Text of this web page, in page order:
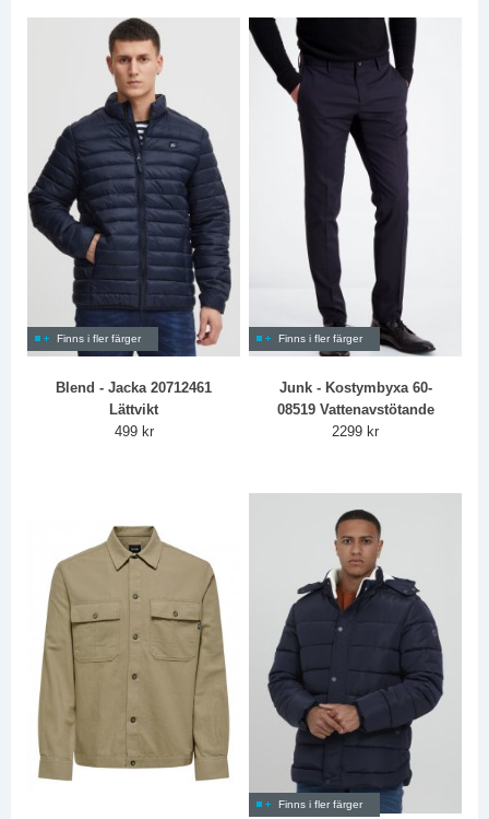
Finns i fler färger
Blend - Jacka 20712461
Lättvikt
499 kr
Finns i fler färger
Junk - Kostymbyxa 60-
08519 Vattenavstötande
2299 kr
Finns i fler färger